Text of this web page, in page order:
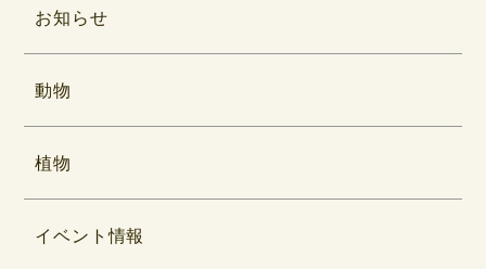
お知らせ
動物
植物
イベント情報